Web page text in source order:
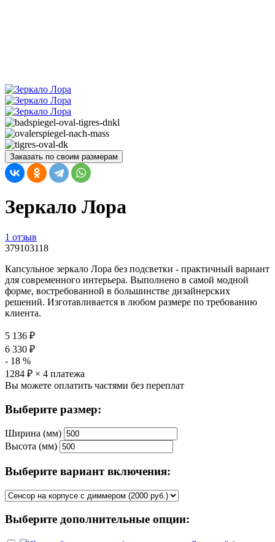
Заказать по своим размерам
Зеркало Лора
1 отзыв
379103118
Капсульное зеркало Лора без подсветки - практичный вариант
для современного интерьера. Выполнено в самой модной
форме, востребованной в большинстве дизайнерских
решений. Изготавливается в любом размере по требованию
клиента.
5 136 ₽
6 330 ₽
- 18 %
1284 ₽ × 4 платежа
Вы можете оплатить частями без переплат
Выберите размер:
Ширина (мм)
Высота (мм)
Выберите вариант включения:
Выберите дополнительные опции: